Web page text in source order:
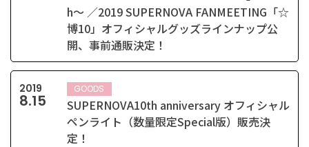
h～ ／2019 SUPERNOVA FANMEETING「☆
博10」オフィシャルグッズラインナップ公
開、事前通販決定！
2019
8.15
GOODS
SUPERNOVA10th anniversary オフィシャル
ペンライト（数量限定Special版）販売決
定！